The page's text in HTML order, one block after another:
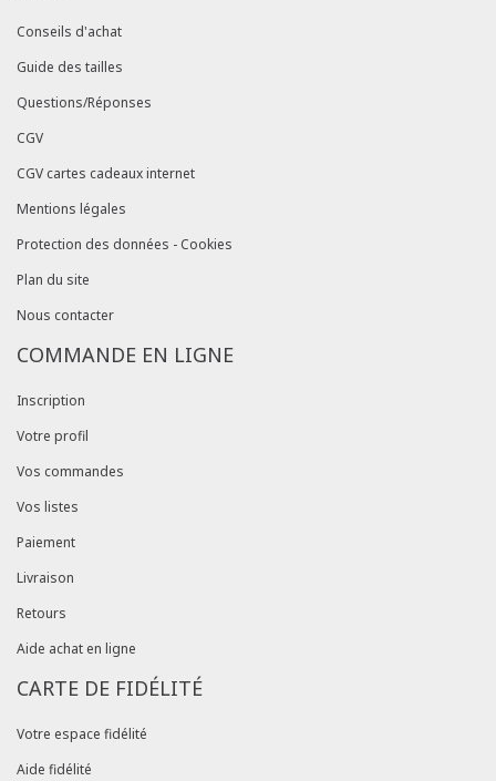
Conseils d'achat
Guide des tailles
Questions/Réponses
CGV
CGV cartes cadeaux internet
Mentions légales
Protection des données - Cookies
Plan du site
Nous contacter
COMMANDE EN LIGNE
Inscription
Votre profil
Vos commandes
Vos listes
Paiement
Livraison
Retours
Aide achat en ligne
CARTE DE FIDÉLITÉ
Votre espace fidélité
Aide fidélité